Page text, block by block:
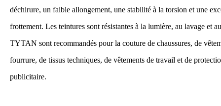
déchirure, un faible allongement, une stabilité à la torsion et une
frottement. Les teintures sont résistantes à la lumière, au lavage et
TYTAN sont recommandés pour la couture de chaussures, de
fourrure, de tissus techniques, de vêtements de travail et de
publicitaire.